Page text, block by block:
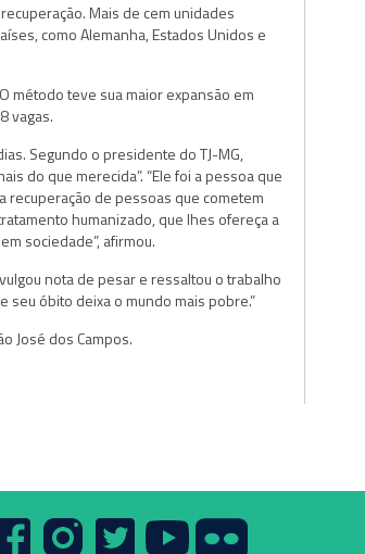
Mais de cem unidades
como Alemanha, Estados Unidos e
método teve sua maior expansão em
vagas.
Segundo o presidente do TJ-MG,
do que merecida”. “Ele foi a pessoa que
recuperação de pessoas que cometem
humanizado, que lhes ofereça a
sociedade”, afirmou.
nota de pesar e ressaltou o trabalho
óbito deixa o mundo mais pobre.”
José dos Campos.